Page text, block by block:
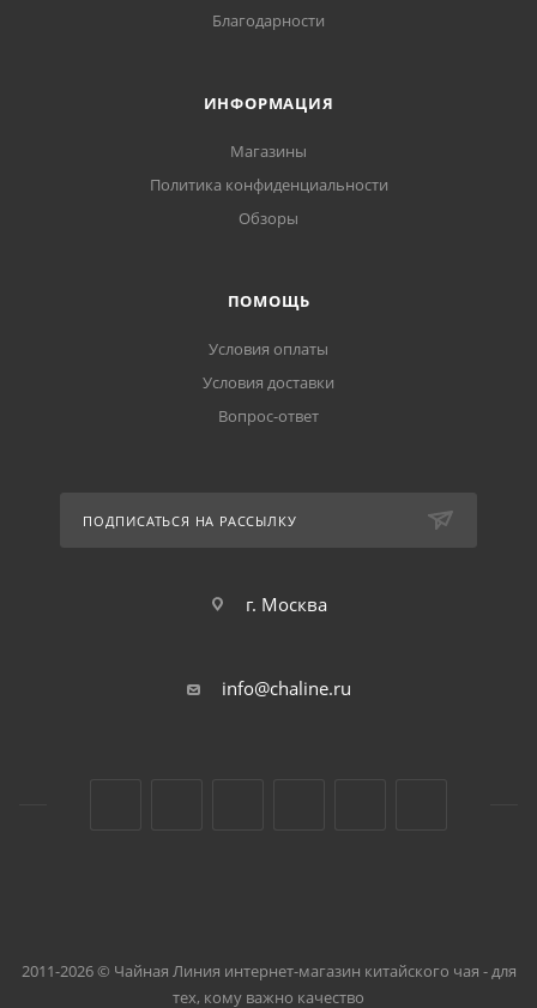
Благодарности
ИНФОРМАЦИЯ
Магазины
Политика конфиденциальности
Обзоры
ПОМОЩЬ
Условия оплаты
Условия доставки
Вопрос-ответ
ПОДПИСАТЬСЯ НА РАССЫЛКУ
г. Москва
info@chaline.ru
2011-2026 © Чайная Линия интернет-магазин китайского чая - для
тех, кому важно качество